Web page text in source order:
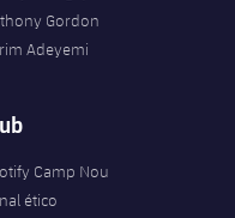
Gordon
Adeyemi
Camp Nou
ético